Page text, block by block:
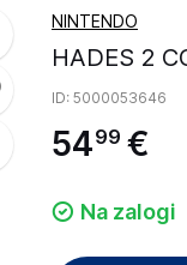
NINTENDO
HADES 2
ID: 5000053646
5499 €
Na zalogi